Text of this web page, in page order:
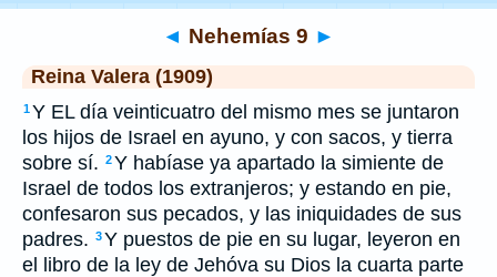
◄ Nehemías 9 ►
Reina Valera (1909)
1Y EL día veinticuatro del mismo mes se juntaron
los hijos de Israel en ayuno, y con sacos, y tierra
sobre sí. 2Y habíase ya apartado la simiente de
Israel de todos los extranjeros; y estando en pie,
confesaron sus pecados, y las iniquidades de sus
padres. 3Y puestos de pie en su lugar, leyeron en
el libro de la ley de Jehóva su Dios la cuarta parte